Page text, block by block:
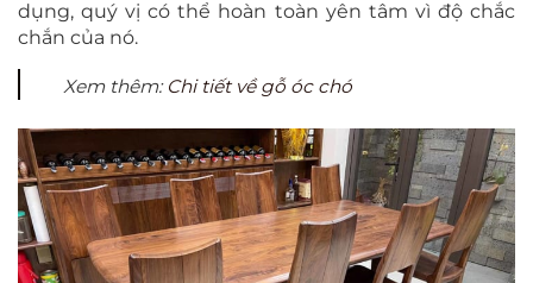
dụng, quý vị có thể hoàn toàn yên tâm vì độ chắc
chắn của nó.
Xem thêm: Chi tiết về gỗ óc chó